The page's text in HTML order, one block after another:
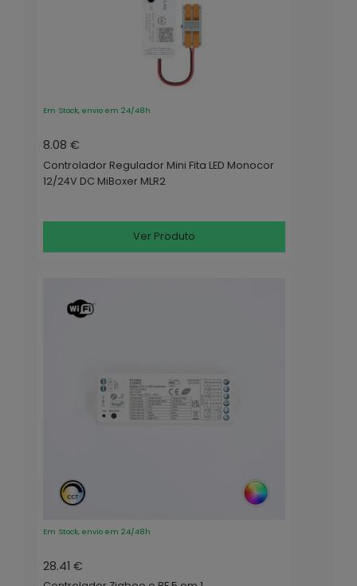
Em Stock, envio em 24/48h
8.08 €
Controlador Regulador Mini Fita LED Monocor
12/24V DC MiBoxer MLR2
Ver Produto
Em Stock, envio em 24/48h
28.41 €